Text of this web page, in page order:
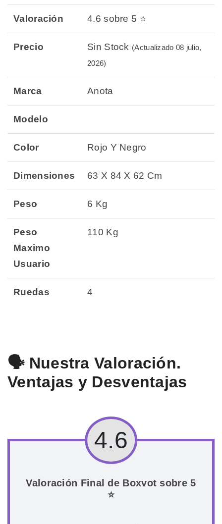
Valoración 4.6 sobre 5 ⭐
Precio Sin Stock (Actualizado 08 julio,
2026)
Marca Anota
Modelo
Color Rojo Y Negro
Dimensiones 63 X 84 X 62 Cm
Peso 6 Kg
Peso
Maximo
Usuario
110 Kg
Ruedas 4
🗣️ Nuestra Valoración.
Ventajas y Desventajas
4.6
Valoración Final de Boxvot sobre 5
⭐